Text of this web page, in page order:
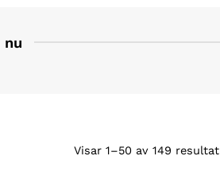
nu
Visar 1–50 av 149 resultat